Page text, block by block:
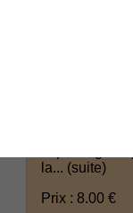
la... (suite)
Prix : 8.00 €